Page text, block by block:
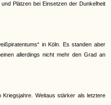
Plätzen bei Einsetzen der Dunkelheit
in Köln. Es standen aber
allerdings nicht mehr den Grad an
Kriegsjahre. Weitaus stärker als letztere